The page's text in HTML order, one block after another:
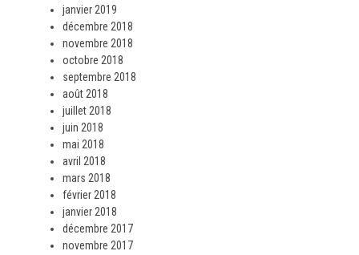
janvier 2019
décembre 2018
novembre 2018
octobre 2018
septembre 2018
août 2018
juillet 2018
juin 2018
mai 2018
avril 2018
mars 2018
février 2018
janvier 2018
décembre 2017
novembre 2017